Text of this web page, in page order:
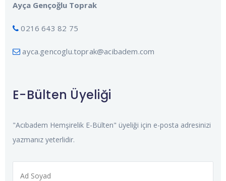
Ayça Gençoğlu Toprak
0216 643 82 75
ayca.gencoglu.toprak@acibadem.com
E-Bülten Üyeliği
"Acıbadem Hemşirelik E-Bülten" üyeliği için e-posta adresinizi
yazmanız yeterlidir.